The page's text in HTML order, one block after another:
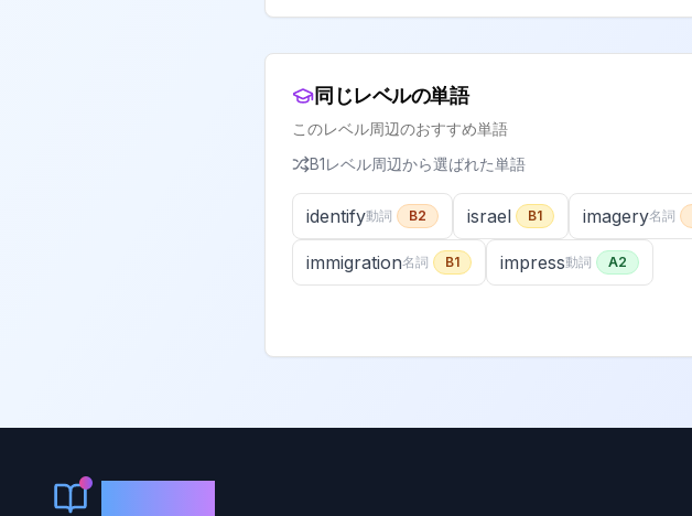
同じレベルの単語
このレベル周辺のおすすめ単語
B1レベル周辺から選ばれた単語
identify動詞 B2 israel B1 imagery名詞
immigration名詞 B1 impress動詞 A2